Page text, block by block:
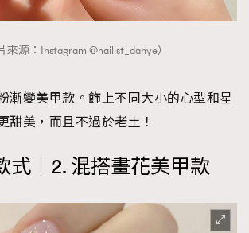
來源：Instagram @nailist_dahye）
漸變美甲款。飾上不同大小的心型和星
甜美，而且不過於老土！
式｜2. 混搭畫花美甲款